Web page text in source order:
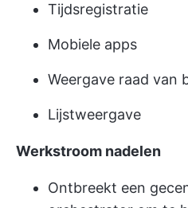
Tijdsregistratie
Mobiele apps
Weergave raad van
Lijstweergave
Werkstroom nadelen
Ontbreekt een